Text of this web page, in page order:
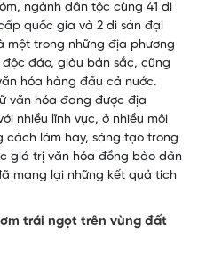
ngành dân tộc cùng 41 di
quốc gia và 2 di sản đại
một trong những địa phương
đáo, giàu bản sắc, cũng
hóa hàng đầu cả nước.
văn hóa đang được địa
nhiều lĩnh vực, ở nhiều môi
cách làm hay, sáng tạo trong
giá trị văn hóa đồng bào dân
mang lại những kết quả tích
trái ngọt trên vùng đất